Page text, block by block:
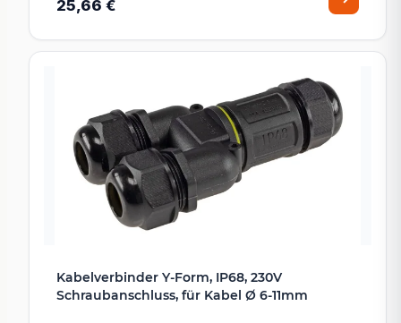
25,66 €
Kabelverbinder Y-Form, IP68, 230V
Schraubanschluss, für Kabel Ø 6-11mm